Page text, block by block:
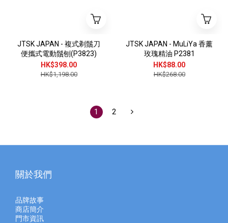
JTSK JAPAN - 複式剃鬚刀
便攜式電動鬚刨(P3823)
HK$398.00
HK$1,198.00
JTSK JAPAN - MuLiYa 香薰
玫瑰精油 P2381
HK$88.00
HK$268.00
1 2
關於我們
品牌故事
商店簡介
門市資訊